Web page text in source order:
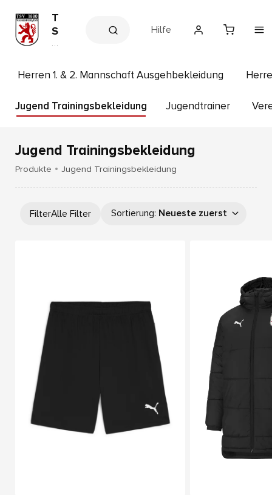
T
S
V
8
W
s
e
r
e
s
h
Hilfe
Herren 1. & 2. Mannschaft Ausgehbekleidung
Jugend Trainingsbekleidung Jugendtrainer
Jugend Trainingsbekleidung
Produkte Jugend Trainingsbekleidung
FilterAlle Filter Sortierung: Neueste zuerst